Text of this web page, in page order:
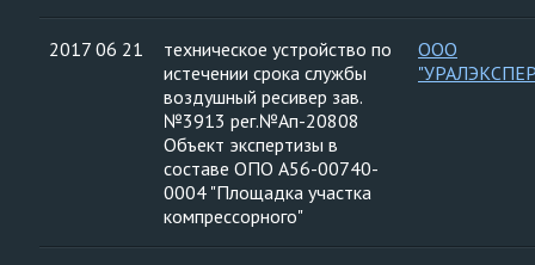
2017 06 21
техническое устройство по
истечении срока службы
воздушный ресивер зав.
№3913 рег.№Ап-20808
Объект экспертизы в
составе ОПО А56-00740-
0004 "Площадка участка
компрессорного"
ООО